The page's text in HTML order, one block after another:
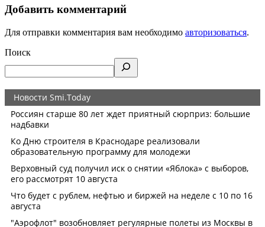
Добавить комментарий
Для отправки комментария вам необходимо авторизоваться.
Поиск